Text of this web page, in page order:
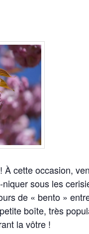
À cette occasion,
sous les
de « bento »
boîte, très
la vôtre !